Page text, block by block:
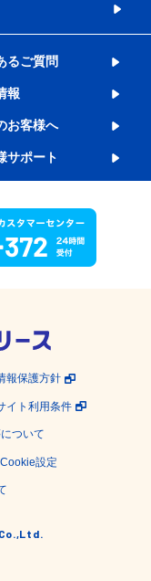
るご質問
報
お客様へ
サポート
報保護方針
イト利用条件
ついて
Cookie設定